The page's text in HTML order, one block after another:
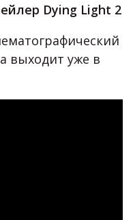
Dying Light 2
выходит уже в